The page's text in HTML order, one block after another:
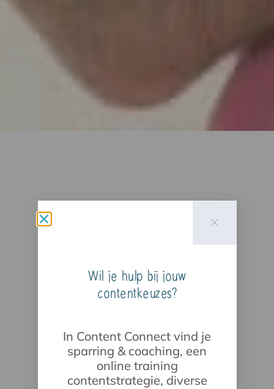
Wil je hulp bij jouw
contentkeuzes?
In Content Connect vind je
sparring & coaching, een
online training
contentstrategie, diverse